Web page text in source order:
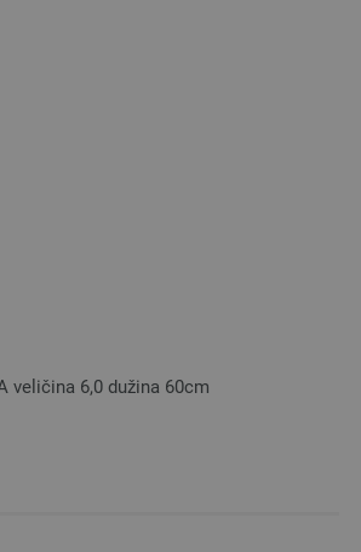
veličina 6,0 dužina 60cm